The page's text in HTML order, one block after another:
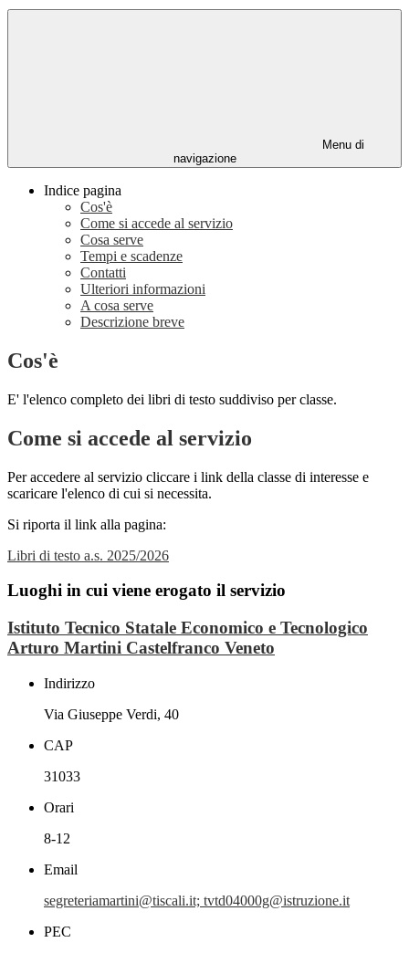
Menu di
navigazione
Indice pagina
Cos'è
Come si accede al servizio
Cosa serve
Tempi e scadenze
Contatti
Ulteriori informazioni
A cosa serve
Descrizione breve
Cos'è
E' l'elenco completo dei libri di testo suddiviso per classe.
Come si accede al servizio
Per accedere al servizio cliccare i link della classe di interesse e
scaricare l'elenco di cui si necessita.
Si riporta il link alla pagina:
Libri di testo a.s. 2025/2026
Luoghi in cui viene erogato il servizio
Istituto Tecnico Statale Economico e Tecnologico
Arturo Martini Castelfranco Veneto
Indirizzo
Via Giuseppe Verdi, 40
CAP
31033
Orari
8-12
Email
segreteriamartini@tiscali.it; tvtd04000g@istruzione.it
PEC